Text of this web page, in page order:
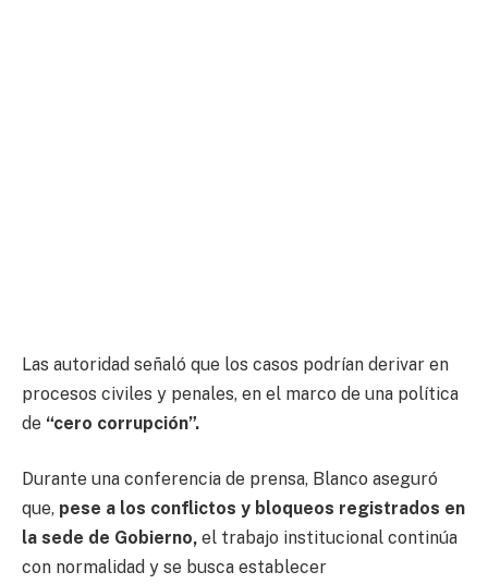
Las autoridad señaló que los casos podrían derivar en
procesos civiles y penales, en el marco de una política
de “cero corrupción”.
Durante una conferencia de prensa, Blanco aseguró
que, pese a los conflictos y bloqueos registrados en
la sede de Gobierno, el trabajo institucional continúa
con normalidad y se busca establecer